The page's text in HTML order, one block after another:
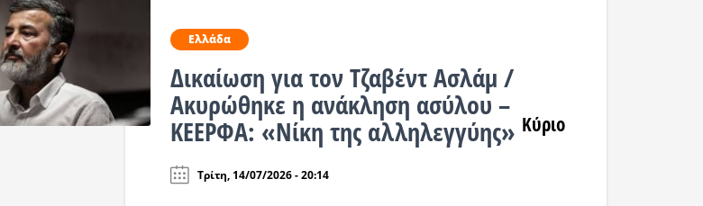
Ελλάδα
Δικαίωση για τον Τζαβέντ Ασλάμ /
Ακυρώθηκε η ανάκληση ασύλου –
ΚΕΕΡΦΑ: «Νίκη της αλληλεγγύης» Κύριο
Τρίτη, 14/07/2026 - 20:14